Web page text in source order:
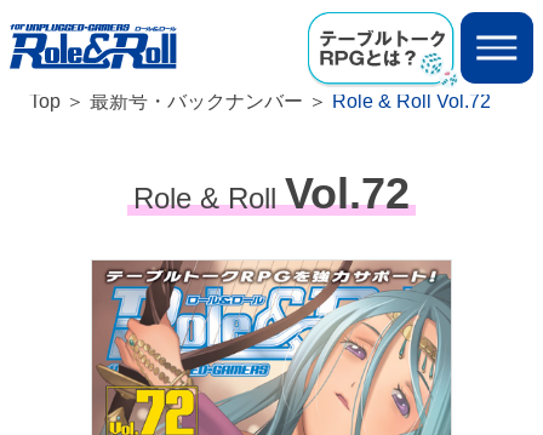
Top 最新号・バックナンバー Role & Roll Vol.72
Role & RollVol.72